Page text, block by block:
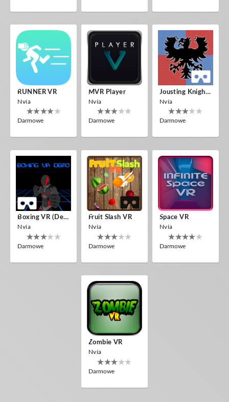
RUNNER VR
Nvía
Darmowe
MVR Player
Nvía
Darmowe
Jousting Knights VR
Nvía
Darmowe
Boxing VR (Demo)
Nvía
Darmowe
Fruit Slash VR
Nvía
Darmowe
Space VR
Nvía
Darmowe
Zombie VR
Nvía
Darmowe